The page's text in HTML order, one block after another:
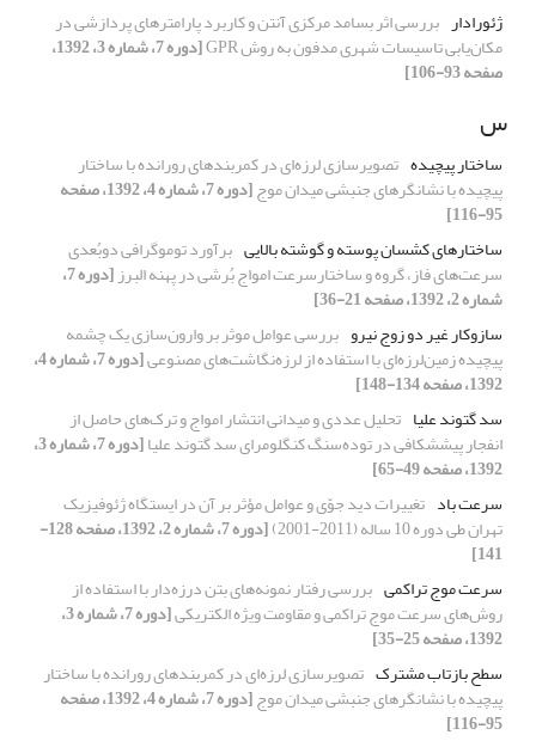
ژئورادار بررسی اثر بسامد مرکزی آنتن‌ و کاربرد پارامترهای پردازشی در
مکان‌یابی تاسیسات شهری مدفون به روش GPR [دوره 7، شماره 3، 1392،
صفحه 93-106]
س
ساختار پیچیده تصویرسازی لرزه‌ای در کمربندهای رورانده با ساختار
پیچیده با نشانگرهای جنبشی میدان موج [دوره 7، شماره 4، 1392، صفحه
95-116]
ساختارهای کشسان‌‌ پوسته و گوشته بالایی برآورد توموگرافی دوبُعدی
سرعت‌های فاز، گروه و ساختارسرعت امواج بُرشی در پهنه البرز [دوره 7،
شماره 2، 1392، صفحه 21-36]
سازوکار غیر دو زوج نیرو بررسی عوامل موثر بر وارون‌سازی یک چشمه
پیچیده زمین‌لرزه‌ای با استفاده از لرزه‌‌نگاشت‌‌های مصنوعی [دوره 7، شماره 4،
1392، صفحه 134-148]
سد گتوند علیا تحلیل عددی و میدانی انتشار امواج و ترک‌های حاصل از
انفجار پیش‏شکافی در توده‌سنگ کنگلومرای سد گتوند علیا [دوره 7، شماره 3،
1392، صفحه 49-65]
سرعت باد تغییرات دید جوّی و عوامل مؤثر بر آن در ایستگاه ژئوفیزیک
تهران طی دوره 10 ساله (2011-2001) [دوره 7، شماره 2، 1392، صفحه 128-
141]
سرعت موج تراکمی بررسی رفتار نمونه‌های بتن درزه‌دار با استفاده از
روش‌های سرعت موج تراکمی و مقاومت ویژه الکتریکی [دوره 7، شماره 3،
1392، صفحه 25-35]
سطح بازتاب مشترک تصویرسازی لرزه‌ای در کمربندهای رورانده با ساختار
پیچیده با نشانگرهای جنبشی میدان موج [دوره 7، شماره 4، 1392، صفحه
95-116]